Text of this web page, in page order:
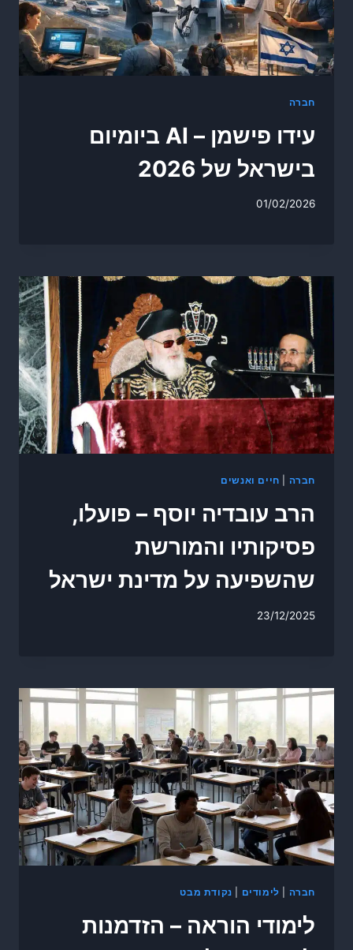
חברה
עידו פישמן – AI ביומיום
בישראל של 2026
01/02/2026
חברה חיים ואנשים
הרב עובדיה יוסף – פועלו,
פסיקותיו והמורשת
שהשפיעה על מדינת ישראל
23/12/2025
חברה לימודים נקודת מבט
לימודי הוראה – הזדמנות